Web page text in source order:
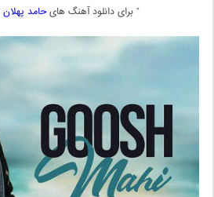
” برای دانلود آهنگ هایحامد پهلان